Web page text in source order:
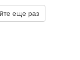
еще раз